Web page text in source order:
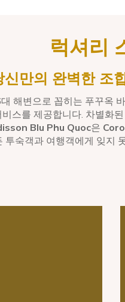
럭셔리
신만의 완벽한 조
해변으로 꼽히는 푸꾸옥
스를 제공합니다. 차별화
Blu Phu Quoc은
투숙객과 여행객에게 잊지